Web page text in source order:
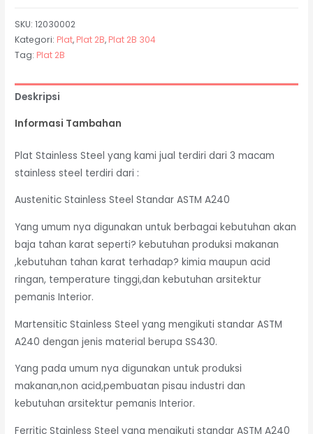
SKU:12030002
Kategori: Plat, Plat 2B, Plat 2B 304
Tag: Plat 2B
Deskripsi
Informasi Tambahan
Plat Stainless Steel yang kami jual terdiri dari 3 macam
stainless steel terdiri dari :
Austenitic Stainless Steel Standar ASTM A240
Yang umum nya digunakan untuk berbagai kebutuhan akan
baja tahan karat seperti? kebutuhan produksi makanan
,kebutuhan tahan karat terhadap? kimia maupun acid
ringan, temperature tinggi,dan kebutuhan arsitektur
pemanis Interior.
Martensitic Stainless Steel yang mengikuti standar ASTM
A240 dengan jenis material berupa SS430.
Yang pada umum nya digunakan untuk produksi
makanan,non acid,pembuatan pisau industri dan
kebutuhan arsitektur pemanis Interior.
Ferritic Stainless Steel yang mengikuti standar ASTM A240